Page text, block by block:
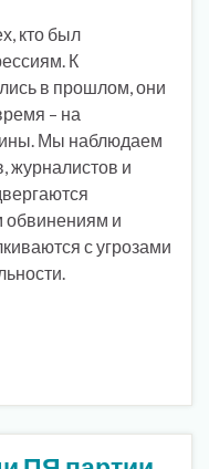
кто был
К
в прошлом, они
– на
Мы наблюдаем
журналистов и
обвинениям и
с угрозами